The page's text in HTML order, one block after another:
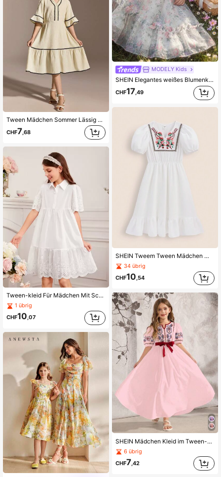
Tween Mädchen Sommer Lässig Urlaubs Kleider mit Kerbe-Ausschnitt, Kontrast Wellen-Band Besatz, Rüschenärmel und Taillenbindung
CHF7 ,68
Tween-kleid Für Mädchen Mit Schnürkragen, Halber Knopfleiste, Bestickter Spitze Und Gewebtem Patchwork-hohlausschnitt
1 übrig
CHF10,07
MODELY Kids
SHEIN Elegantes weißes Blumenkleid für Mädchen, ärmelloses Sommerkleid, gewebter Blumenmusterstoff, doppellagiger plissierter Saum, locker lässig, Party, Picknick, Hochzeitskleid
CHF17,49
SHEIN Tweem Tween Mädchen Mode Bedrucktes Kleid im Landhausstil mit geschlitztem V-Ausschnitt und Puffärmeln
34 übrig
CHF10,54
SHEIN Mädchen Kleid im Tween-Alter mit Blume Muster, elastischem Bund und Puffärmeln, weiß
6 übrig
CHF7 ,42